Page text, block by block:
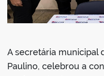
A secretária municipal
Paulino, celebrou a